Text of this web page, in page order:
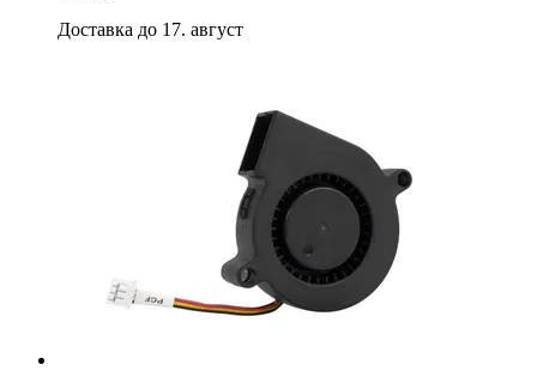
Доставка до 17. август